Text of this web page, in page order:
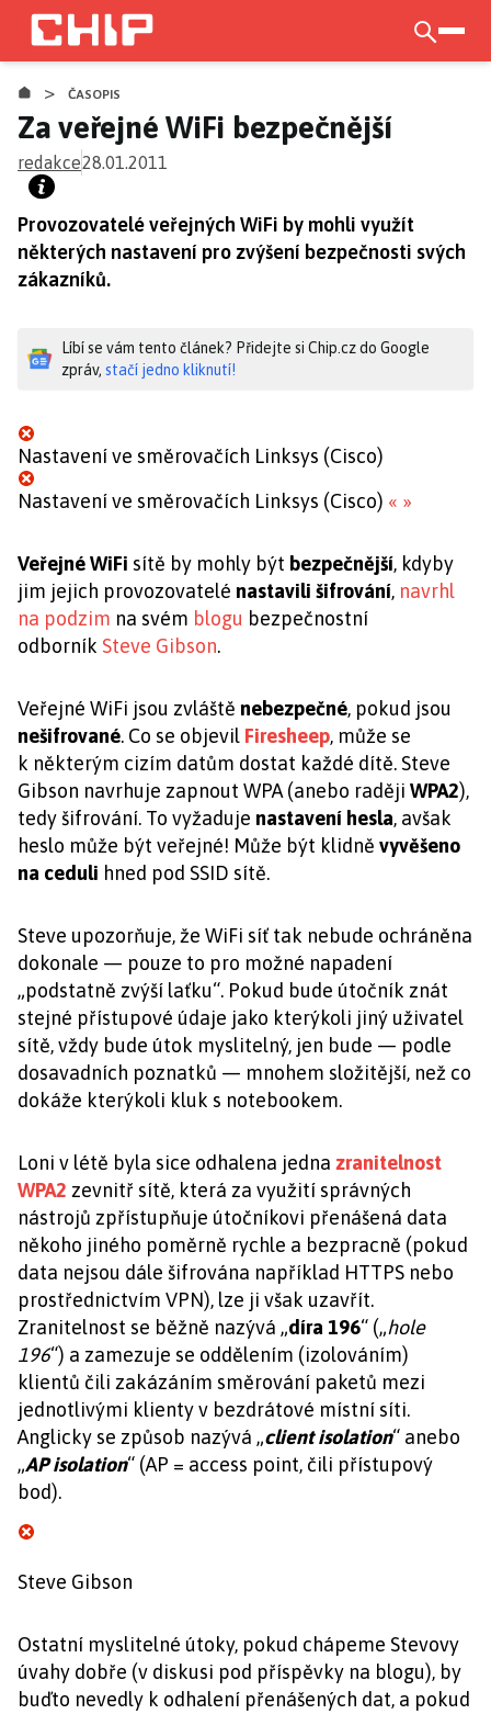
Přejít
hlavnímu
obsahu
> ČASOPIS
Za veřejné WiFi bezpečnější
redakce28.01.2011
Provozovatelé veřejných WiFi by mohli využít
některých nastavení pro zvýšení bezpečnosti svých
zákazníků.
Líbí se vám tento článek? Přidejte si Chip.cz do Google
zpráv, stačí jedno kliknutí!
Nastavení ve směrovačích Linksys (Cisco)
Nastavení ve směrovačích Linksys (Cisco) « »
Veřejné WiFi sítě by mohly být bezpečnější, kdyby
jim jejich provozovatelé nastavili šifrování, navrhl
na podzim na svém blogu bezpečnostní
odborník Steve Gibson.
Veřejné WiFi jsou zvláště nebezpečné, pokud jsou
nešifrované. Co se objevil Firesheep, může se
k některým cizím datům dostat každé dítě. Steve
Gibson navrhuje zapnout WPA (anebo raději WPA2),
tedy šifrování. To vyžaduje nastavení hesla, avšak
heslo může být veřejné! Může být klidně vyvěšeno
na ceduli hned pod SSID sítě.
Steve upozorňuje, že WiFi síť tak nebude ochráněna
dokonale — pouze to pro možné napadení
„podstatně zvýší laťku“. Pokud bude útočník znát
stejné přístupové údaje jako kterýkoli jiný uživatel
sítě, vždy bude útok myslitelný, jen bude — podle
dosavadních poznatků — mnohem složitější, než co
dokáže kterýkoli kluk s notebookem.
Loni v létě byla sice odhalena jedna zranitelnost
WPA2 zevnitř sítě, která za využití správných
nástrojů zpřístupňuje útočníkovi přenášená data
někoho jiného poměrně rychle a bezpracně (pokud
data nejsou dále šifrována například HTTPS nebo
prostřednictvím VPN), lze ji však uzavřít.
Zranitelnost se běžně nazývá „díra 196“ („hole
196“) a zamezuje se oddělením (izolováním)
klientů čili zakázáním směrování paketů mezi
jednotlivými klienty v bezdrátové místní síti.
Anglicky se způsob nazývá „client isolation“ anebo
„AP isolation“ (AP = access point, čili přístupový
bod).
Steve Gibson
Ostatní myslitelné útoky, pokud chápeme Stevovy
úvahy dobře (v diskusi pod příspěvky na blogu), by
buďto nevedly k odhalení přenášených dat, a pokud